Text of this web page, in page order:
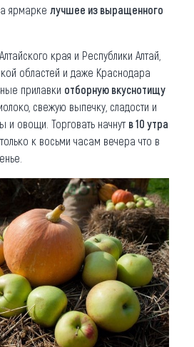
ярмарке лучшее из выращенного
края и Республики Алтай,
областей и даже Краснодара
прилавки отборную вкуснотищу
свежую выпечку, сладости и
и овощи. Торговать начнут в 10 утра
к восьми часам вечера что в